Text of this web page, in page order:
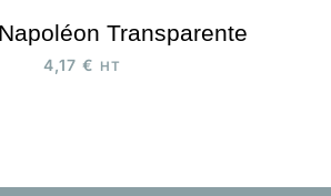
Transparente
4,17 € HT